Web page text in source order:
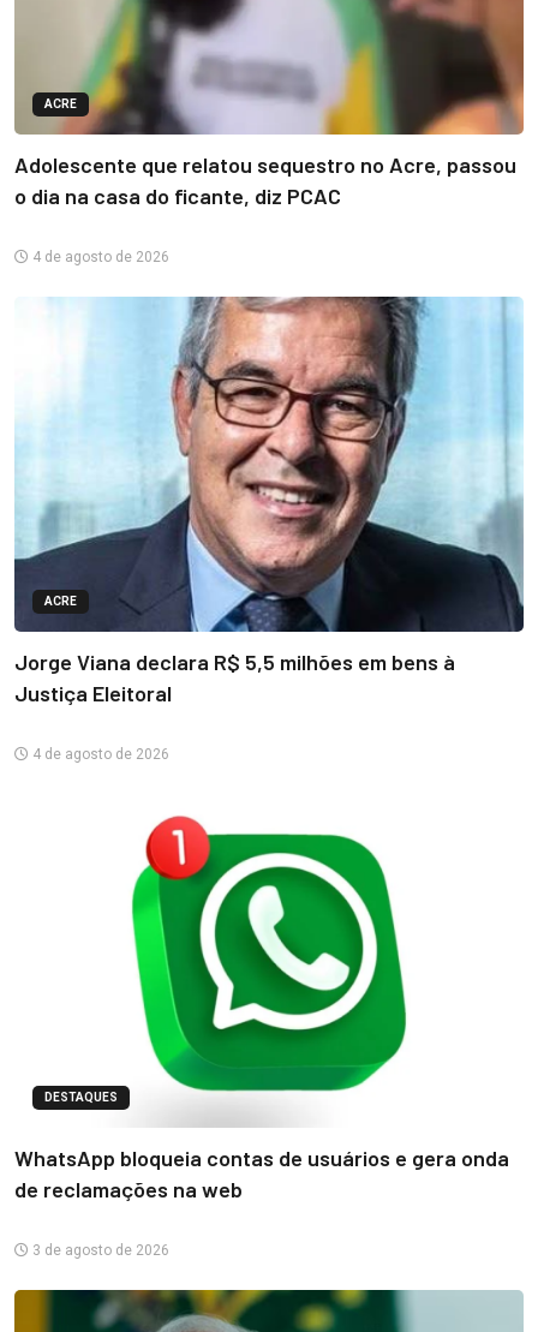
ACRE
Adolescente que relatou sequestro no Acre, passou
o dia na casa do ficante, diz PCAC
4 de agosto de 2026
ACRE
Jorge Viana declara R$ 5,5 milhões em bens à
Justiça Eleitoral
4 de agosto de 2026
DESTAQUES
WhatsApp bloqueia contas de usuários e gera onda
de reclamações na web
3 de agosto de 2026